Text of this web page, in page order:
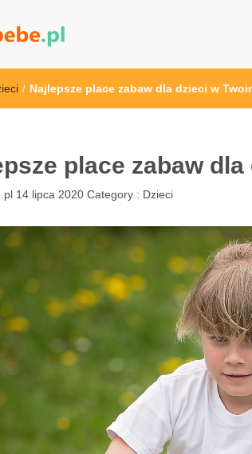
dzieci - Polska
/ Najlepsze place zabaw dla dzieci w
place zabaw
14 lipca 2020 Category : Dzieci